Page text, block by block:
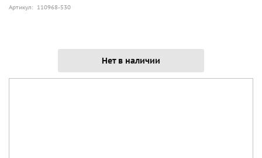
Артикул: 110968-530
Нет в наличии